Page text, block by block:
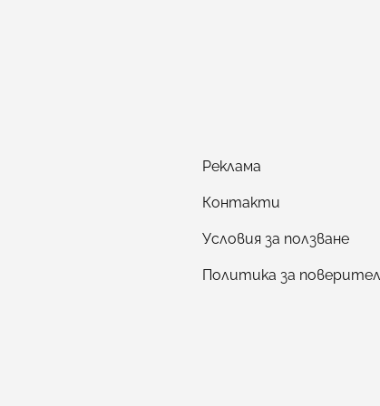
Реклама
Контакти
Условия за ползване
Политика за